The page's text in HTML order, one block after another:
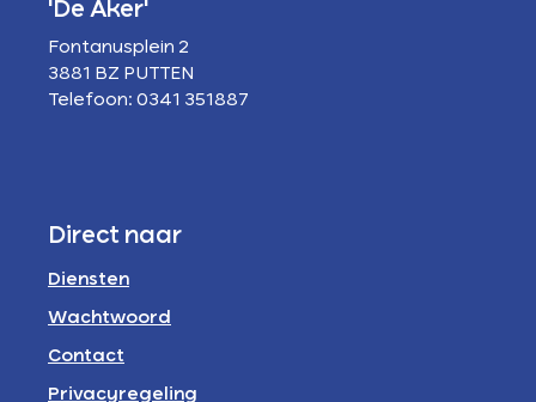
'De Aker'
Fontanusplein 2
3881 BZ PUTTEN
Telefoon: 0341 351887
Direct naar
Diensten
Wachtwoord
Contact
Privacyregeling